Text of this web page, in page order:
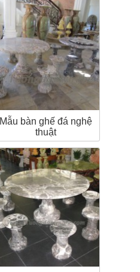
Mẫu bàn ghế đá nghệ
thuật